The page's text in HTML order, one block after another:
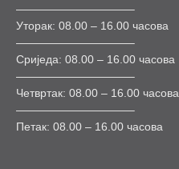
——————————–
Уторак: 08.00 – 16.00 часова
——————————–
Сриједа: 08.00 – 16.00 часова
——————————–
Четвртак: 08.00 – 16.00 часова
——————————–
Петак: 08.00 – 16.00 часова